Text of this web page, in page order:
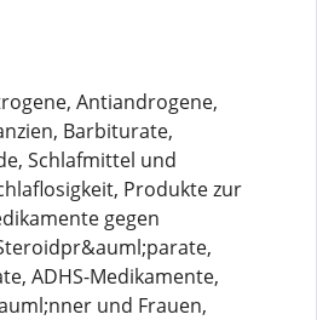
Antiandrogene,
Barbiturate,
Schlafmittel und
Produkte zur
gegen
ADHS-Medikamente,
und Frauen,